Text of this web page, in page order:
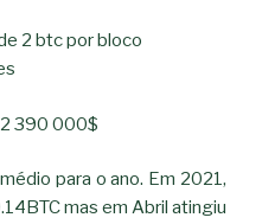
2 btc por bloco
390 000$
para o ano. Em 2021,
mas em Abril atingiu